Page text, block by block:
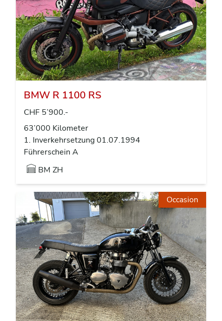
BMW R 1100 RS
CHF 5’900.-
63’000 Kilometer
1. Inverkehrsetzung 01.07.1994
Führerschein A
BM ZH
Occasion